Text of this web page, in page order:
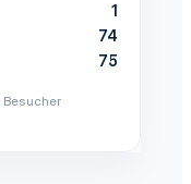
1
74
75
Besucher